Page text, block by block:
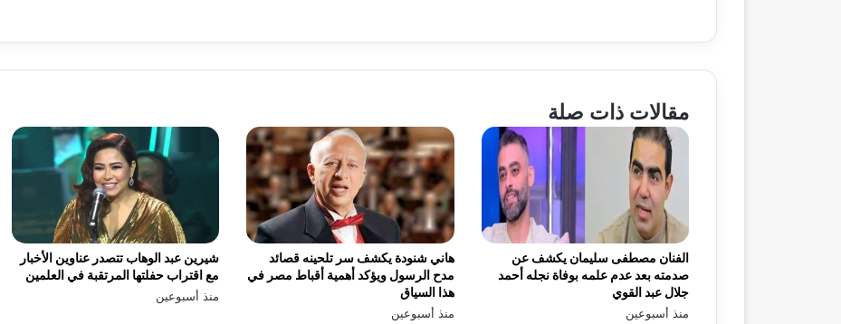
مقالات ذات صلة
شيرين عبد الوهاب تتصدر عناوين الأخبار
مع اقتراب حفلتها المرتقبة في العلمين
منذ أسبوعين
هاني شنودة يكشف سر تلحينه قصائد
مدح الرسول ويؤكد أهمية أقباط مصر في
هذا السياق
منذ أسبوعين
الفنان مصطفى سليمان يكشف عن
صدمته بعد عدم علمه بوفاة نجله أحمد
جلال عبد القوي
منذ أسبوعين